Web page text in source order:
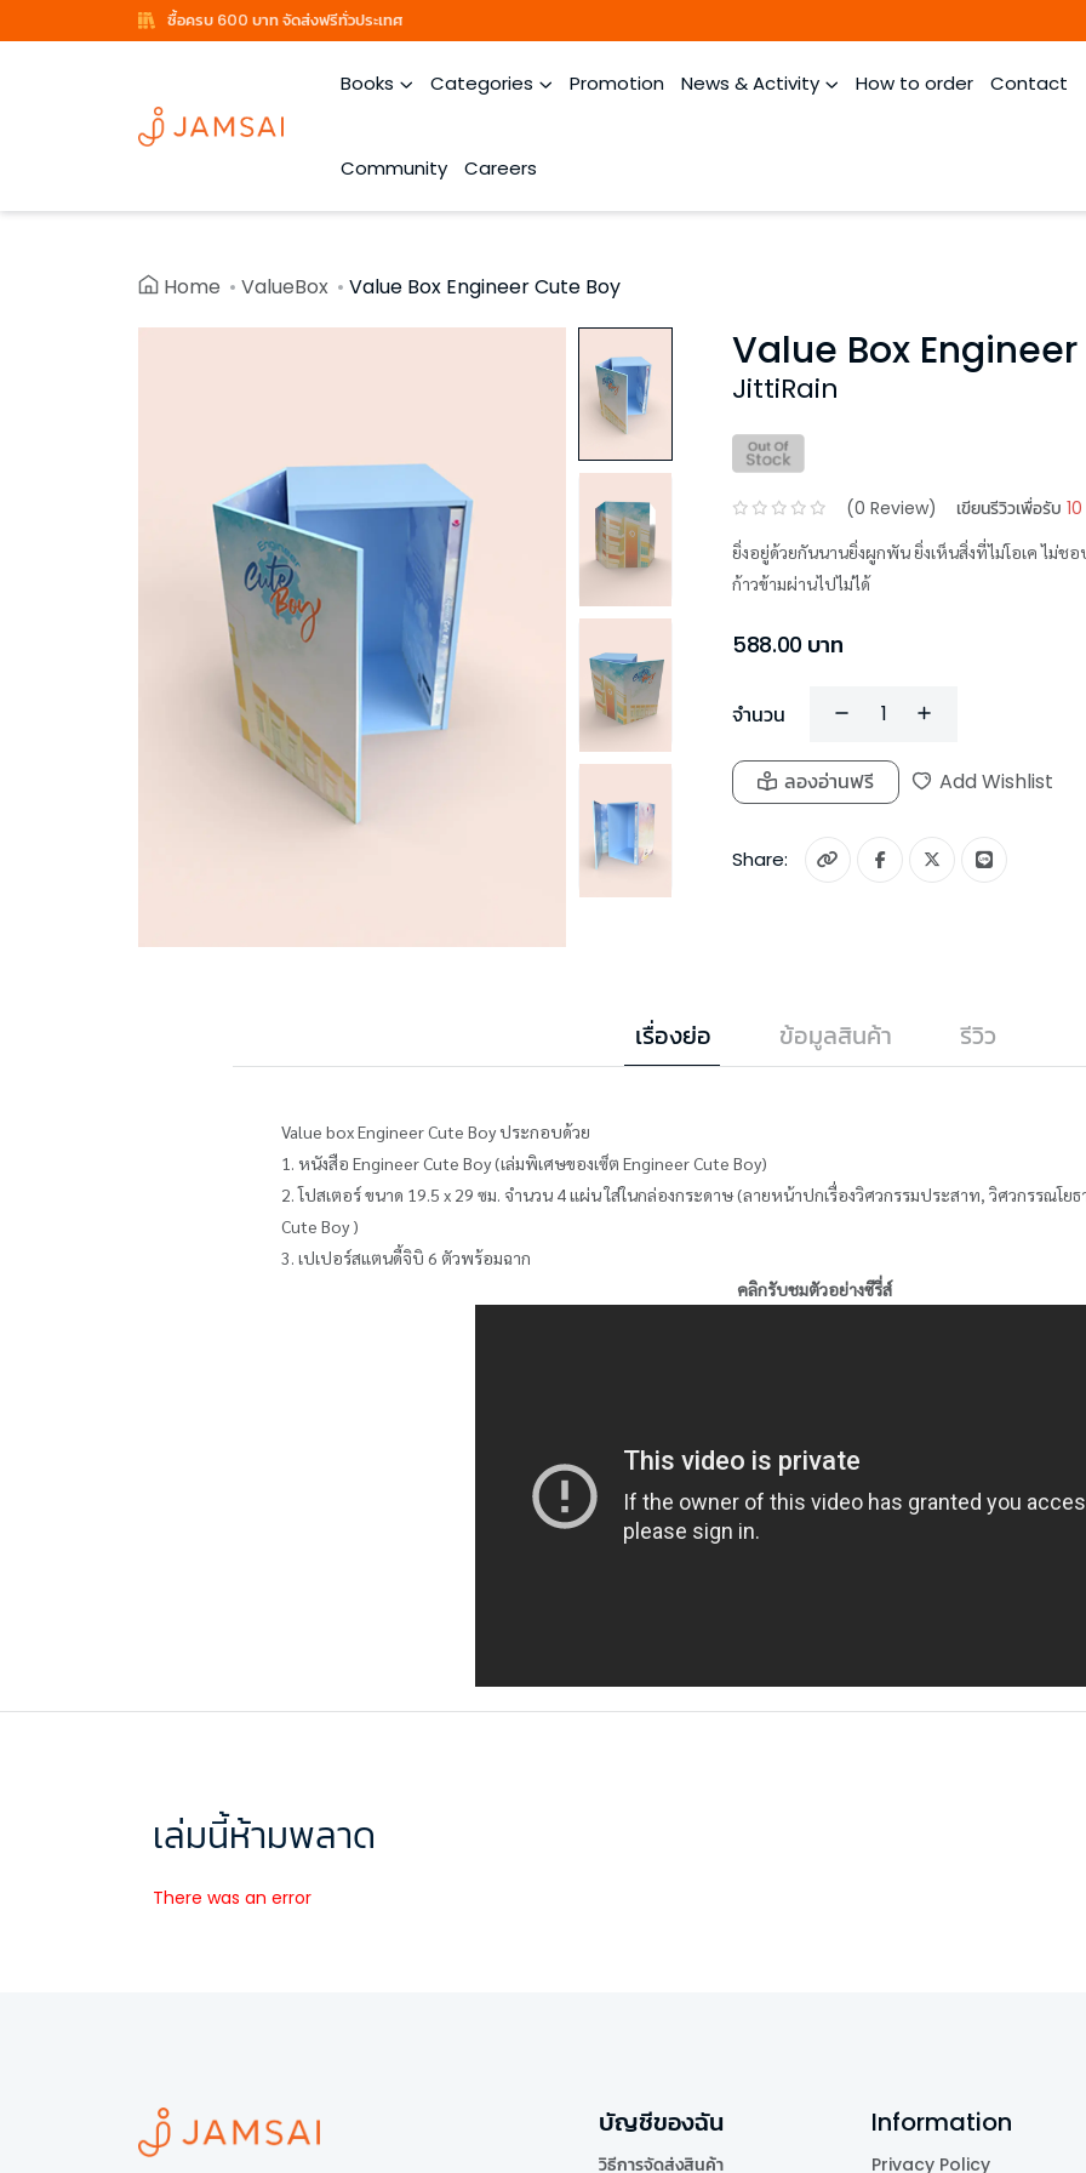
ซื้อครบ 600 บาท จัดส่งฟรีทั่วประเทศ
Books Categories Promotion News & Activity How to order Contact
Community Careers
Home ValueBox Value Box Engineer Cute Boy
Value Box
JittiRain
(0 Review) เขียนรีวิวเพื่อรับ
ยิ่งอยู่ด้วยกันนานยิ่งผูกพัน ยิ่งเห็นสิ่งที่ไม่โอเค ไม่
ก้าวข้ามผ่านไปไม่ได้
588.00 บาท
จำนวน
ลองอ่านฟรี Add Wishlist
Share:
เรื่องย่อ ข้อมูลสินค้า รีวิว
Value box Engineer Cute Boy ประกอบด้วย
1. หนังสือ Engineer Cute Boy (เล่มพิเศษของเซ็ต Engineer Cute Boy)
2. โปสเตอร์ ขนาด 19.5 x 29 ซม. จำนวน 4 แผ่น ใส่ในกล่องกระดาษ (ลายหน้าปกเรื่องวิศวกรรมประสาท, วิศวกรรณโยธ
Cute Boy)
3. เปเปอร์สแตนดี้จิบิ 6 ตัวพร้อมฉาก
คลิกรับชมตัวอย่างซีรี่ส์
เล่มนี้ห้ามพลาด
There was an error
บัญชีของฉัน
วิธีการจัดส่งสินค้า
Information
Privacy Policy